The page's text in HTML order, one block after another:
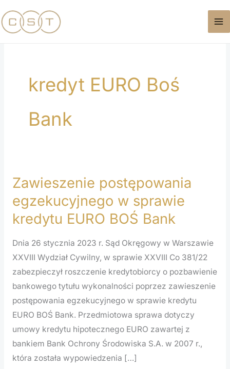
do
treści
kredyt EURO Boś
Bank
Zawieszenie postępowania
egzekucyjnego w sprawie
kredytu EURO BOŚ Bank
Dnia 26 stycznia 2023 r. Sąd Okręgowy w Warszawie
XXVIII Wydział Cywilny, w sprawie XXVIII Co 381/22
zabezpieczył roszczenie kredytobiorcy o pozbawienie
bankowego tytułu wykonalności poprzez zawieszenie
postępowania egzekucyjnego w sprawie kredytu
EURO BOŚ Bank. Przedmiotowa sprawa dotyczy
umowy kredytu hipotecznego EURO zawartej z
bankiem Bank Ochrony Środowiska S.A. w 2007 r.,
która została wypowiedzenia […]
Zawieszenie
postępowania
egzekucyjnego
w
sprawie
kredytu
EURO
BOŚ
Bank